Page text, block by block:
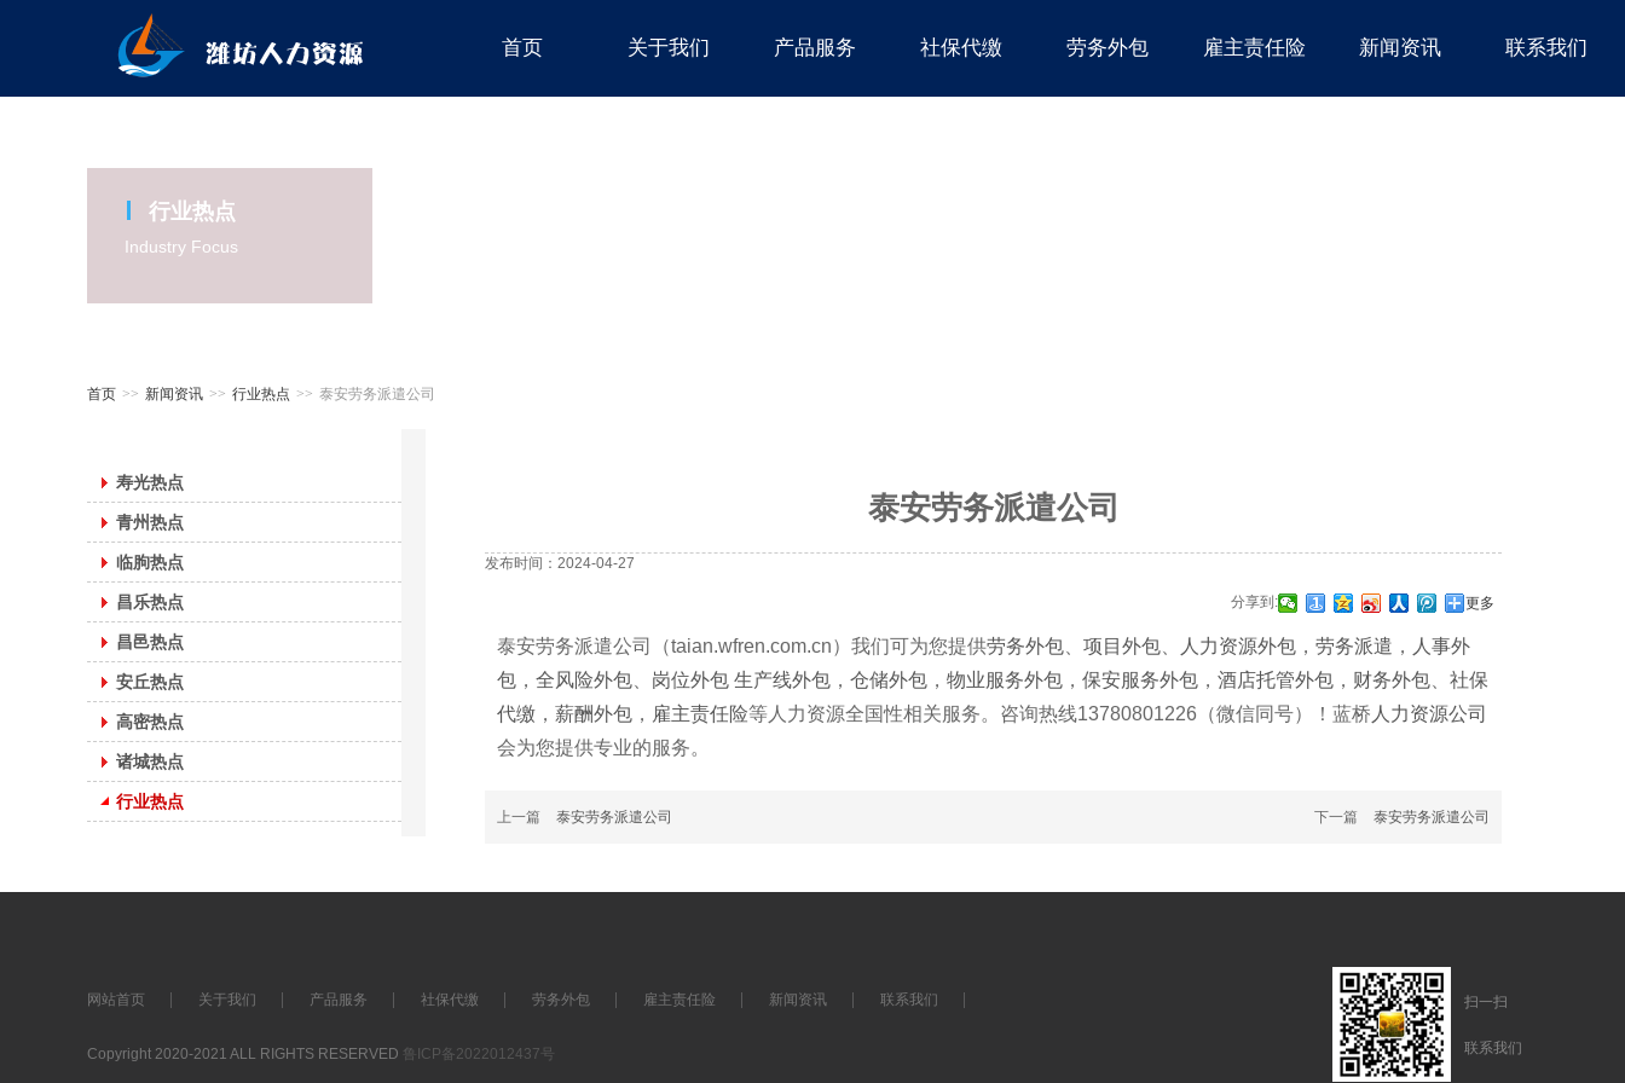
首页 关于我们 产品服务 社保代缴 劳务外包 雇主责任险 新闻资讯 联系我们
行业热点
Industry Focus
首页 >> 新闻资讯 >> 行业热点 >> 泰安劳务派遣公司
寿光热点
青州热点
临朐热点
昌乐热点
昌邑热点
安丘热点
高密热点
诸城热点
行业热点
泰安劳务派遣公司
发布时间：2024-04-27
分享到: 更多
泰安劳务派遣公司（taian.wfren.com.cn）我们可为您提供劳务外包 项目外包 人力资源外包 ， 劳务派遣 ，
人事外
包 ， 全风险外包 岗位外包 生产线外包 ， 仓储外包 ， 物业服务外包 ， 保安服务外包 ， 酒店托管外包 ， 财务外包
社保
代缴 ， 薪酬外包 ， 雇主责任险等人力资源全国性相关服务。咨询热线13780801226（微信同号）！蓝桥 人力资源公司
会为您提供专业的服务。
上一篇 泰安劳务派遣公司 下一篇 泰安劳务派遣公司
网站首页 关于我们 产品服务 社保代缴 劳务外包 雇主责任险 新闻资讯 联系我们
Copyright 2020-2021 ALL RIGHTS RESERVED 鲁ICP备2022012437号
扫一扫
联系我们